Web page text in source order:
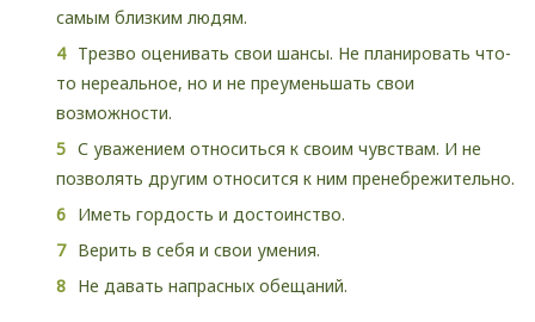
самым близким людям.
Трезво оценивать свои шансы. Не планировать что-
то нереальное, но и не преуменьшать свои
возможности.
С уважением относиться к своим чувствам. И не
позволять другим относится к ним пренебрежительно.
Иметь гордость и достоинство.
Верить в себя и свои умения.
Не давать напрасных обещаний.